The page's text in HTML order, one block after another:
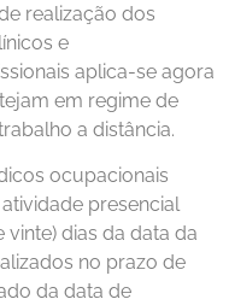
realização dos
e
aplica-se agora
em regime de
a distância.
ocupacionais
presencial
vinte) dias da data da
no prazo de
da data de